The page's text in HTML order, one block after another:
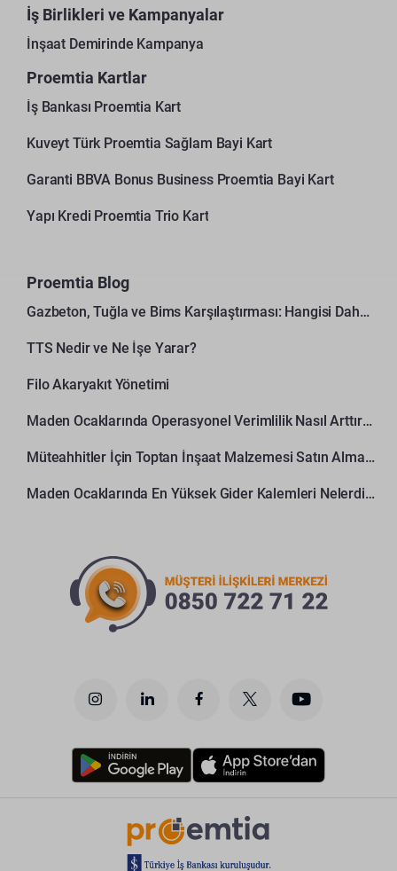
İş Birlikleri ve Kampanyalar
İnşaat Demirinde Kampanya
Proemtia Kartlar
İş Bankası Proemtia Kart
Kuveyt Türk Proemtia Sağlam Bayi Kart
Garanti BBVA Bonus Business Proemtia Bayi Kart
Yapı Kredi Proemtia Trio Kart
Proemtia Blog
Gazbeton, Tuğla ve Bims Karşılaştırması: Hangisi Daha Avantajlı?
TTS Nedir ve Ne İşe Yarar?
Filo Akaryakıt Yönetimi
Maden Ocaklarında Operasyonel Verimlilik Nasıl Arttırılır?
Müteahhitler İçin Toptan İnşaat Malzemesi Satın Alma Rehberi
Maden Ocaklarında En Yüksek Gider Kalemleri Nelerdir?